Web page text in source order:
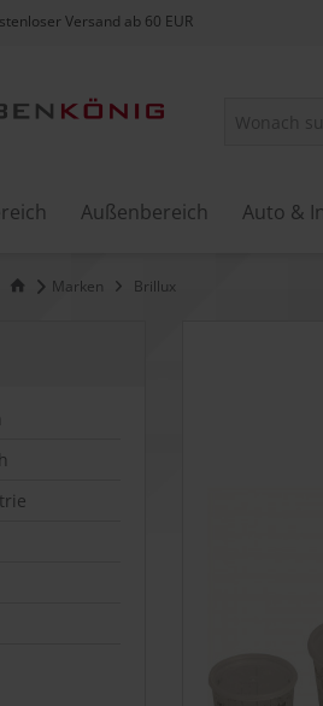
Versand ab 60 EUR
Außenbereich Auto &
Marken Brillux